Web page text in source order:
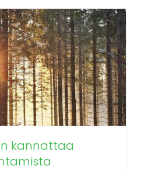
kannattaa